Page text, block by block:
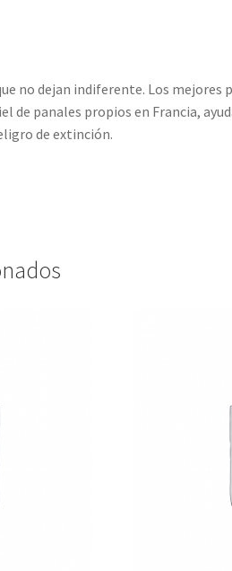
no dejan indiferente. Los
de panales propios en Francia,
de extinción.